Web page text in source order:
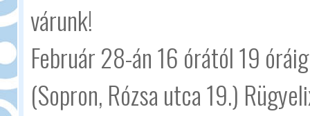
várunk!
Február 28-án 16 órától 19
(Sopron, Rózsa utca 19.)